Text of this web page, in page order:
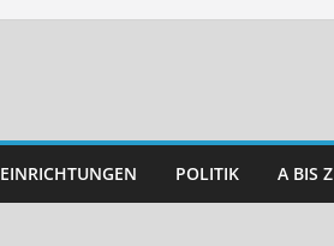
EINRICHTUNGEN POLITIK A BIS Z